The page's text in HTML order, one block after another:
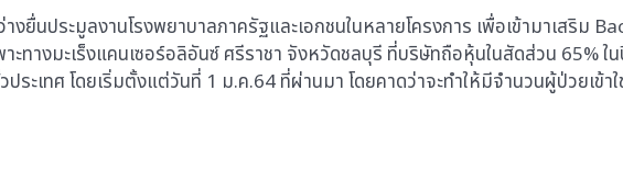
ประมูลงานโรงพยาบาลภาครัฐและเอกชนในหลายโครงการ เพื่อเข้ามาเสริม
ะทางมะเร็งแคนเซอร์อลิอันซ์ ศรีราชา จังหวัดชลบุรี ที่บริษัทถือหุ้นในสัดส่วน 65%
ะเทศ โดยเริ่มตั้งแต่วันที่ 1 ม.ค.64 ที่ผ่านมา โดยคาดว่าจะทำให้มีจำนวนผู้ป่วยเข้า